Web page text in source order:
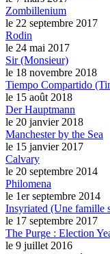
Zombillenium
le 22 septembre 2017
Rodin
le 24 mai 2017
Sir (Monsieur)
le 18 novembre 2018
Tiempo Compartido
le 15 août 2018
Der Hauptmann
le 20 janvier 2018
Manchester by the Sea
le 15 janvier 2017
Calvary
le 20 septembre 2014
Philomena
le 1er septembre 2014
Insyriated (Une famille
le 17 septembre 2017
The Purge : Election
le 9 juillet 2016